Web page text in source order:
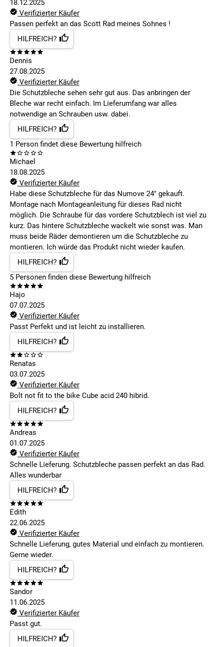
18.12.2025
Verifizierter Käufer
Passen perfekt an das Scott Rad meines Sohnes !
HILFREICH?
Dennis
27.08.2025
Verifizierter Käufer
Die Schutzbleche sehen sehr gut aus. Das anbringen der
Bleche war recht einfach. Im Lieferumfang war alles
notwendige an Schrauben usw. dabei.
HILFREICH?
1 Person findet diese Bewertung hilfreich
Michael
18.08.2025
Verifizierter Käufer
Habe diese Schutzbleche für das Numove 24" gekauft.
Montage nach Montageanleitung für dieses Rad nicht
möglich. Die Schraube für das vordere Schutzblech ist viel zu
kurz. Das hintere Schutzbleche wackelt wie sonst was. Man
muss beide Räder demontieren um die Schutzbleche zu
montieren. Ich würde das Produkt nicht wieder kaufen.
HILFREICH?
5 Personen finden diese Bewertung hilfreich
Hajo
07.07.2025
Verifizierter Käufer
Passt Perfekt und ist leicht zu installieren.
HILFREICH?
Renatas
03.07.2025
Verifizierter Käufer
Bolt not fit to the bike Cube acid 240 hibrid.
HILFREICH?
Andreas
01.07.2025
Verifizierter Käufer
Schnelle Lieferung. Schutzbleche passen perfekt an das Rad.
Alles wunderbar
HILFREICH?
Edith
22.06.2025
Verifizierter Käufer
Schnelle Lieferung, gutes Material und einfach zu montieren.
Gerne wieder.
HILFREICH?
Sandor
11.06.2025
Verifizierter Käufer
Passt gut.
HILFREICH?